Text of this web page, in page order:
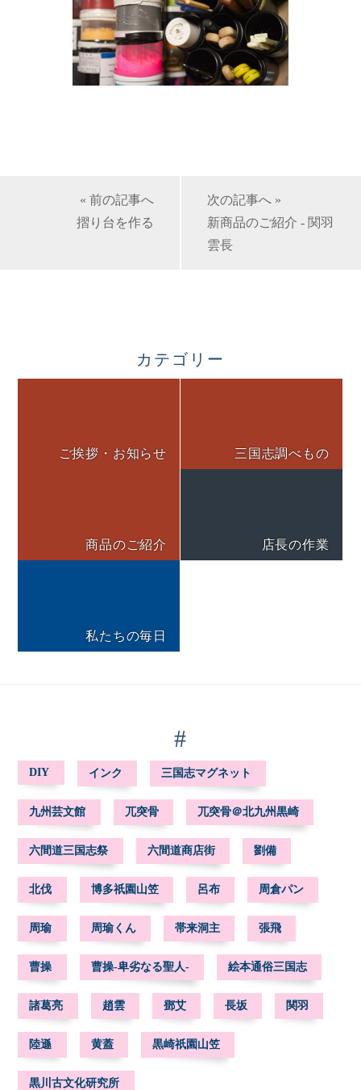
« 前の記事へ
摺り台を作る
次の記事へ »
新商品のご紹介 - 関羽
雲長
カテゴリー
ご挨拶・お知らせ 三国志調べもの
商品のご紹介 店長の作業
私たちの毎日
#
DIY インク 三国志マグネット
九州芸文館 兀突骨 兀突骨＠北九州黒崎
六間道三国志祭 六間道商店街 劉備
北伐 博多祇園山笠 呂布 周倉パン
周瑜 周瑜くん 帯来洞主 張飛
曹操 曹操-卑劣なる聖人- 絵本通俗三国志
諸葛亮 趙雲 鄧艾 長坂 関羽
陸遜 黄蓋 黒崎祇園山笠
黒川古文化研究所